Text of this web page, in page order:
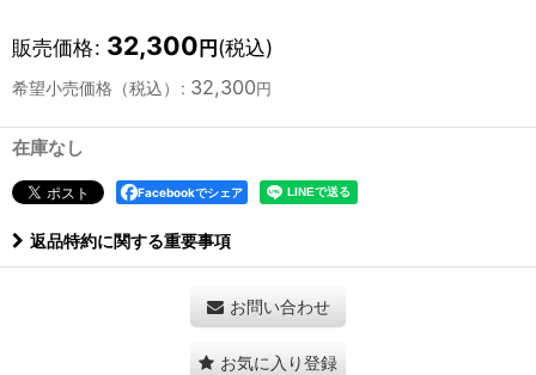
販売価格: 32,300 円 (税込)
希望小売価格（税込） : 32,300円
在庫なし
Facebookでシェア
返品特約に関する重要事項
お問い合わせ
お気に入り登録